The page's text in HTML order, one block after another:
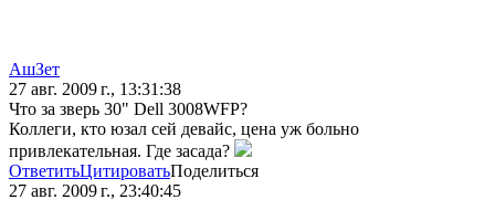
АшЗет
27 авг. 2009 г., 13:31:38
Что за зверь 30" Dell 3008WFP?
Коллеги, кто юзал сей девайс, цена уж больно
привлекательная. Где засада?
ОтветитьЦитироватьПоделиться
27 авг. 2009 г., 23:40:45